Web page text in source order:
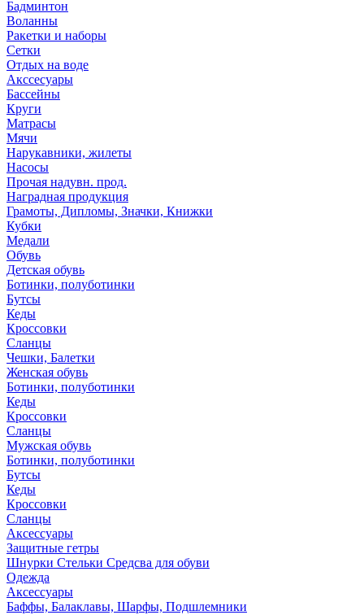
Бадминтон
Воланны
Ракетки и наборы
Сетки
Отдых на воде
Акссесуары
Бассейны
Круги
Матрасы
Мячи
Нарукавники, жилеты
Насосы
Прочая надувн. прод.
Наградная продукция
Грамоты, Дипломы, Значки, Книжки
Кубки
Медали
Обувь
Детская обувь
Ботинки, полуботинки
Бутсы
Кеды
Кроссовки
Сланцы
Чешки, Балетки
Женская обувь
Ботинки, полуботинки
Кеды
Кроссовки
Сланцы
Мужская обувь
Ботинки, полуботинки
Бутсы
Кеды
Кроссовки
Сланцы
Аксессуары
Защитные гетры
Шнурки Стельки Средсва для обуви
Одежда
Аксессуары
Баффы, Балаклавы, Шарфы, Подшлемники